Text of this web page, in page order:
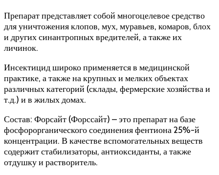
Препарат представляет собой многоцелевое средство
для уничтожения клопов, мух, муравьев, комаров, блох
и других синантропных вредителей, а также их
личинок.
Инсектицид широко применяется в медицинской
практике, а также на крупных и мелких объектах
различных категорий (склады, фермерские хозяйства и
т.д.) и в жилых домах.
Состав: Форсайт (Форссайт) – это препарат на базе
фосфорорганического соединения фентиона 25%-й
концентрации. В качестве вспомогательных веществ
содержит стабилизаторы, антиоксиданты, а также
отдушку и растворитель.